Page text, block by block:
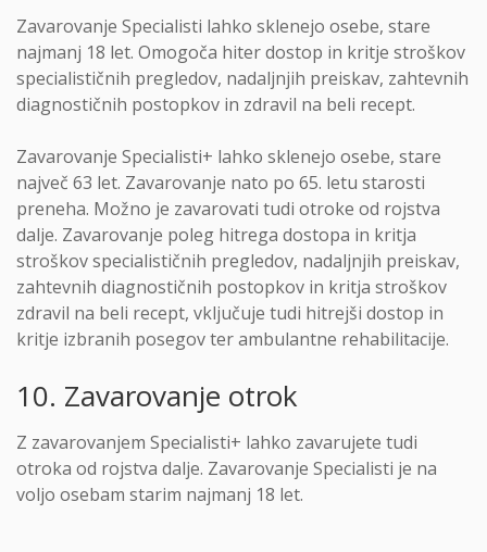
Zavarovanje Specialisti lahko sklenejo osebe, stare
najmanj 18 let. Omogoča hiter dostop in kritje stroškov
specialističnih pregledov, nadaljnjih preiskav, zahtevnih
diagnostičnih postopkov in zdravil na beli recept.
Zavarovanje Specialisti+ lahko sklenejo osebe, stare
največ 63 let. Zavarovanje nato po 65. letu starosti
preneha. Možno je zavarovati tudi otroke od rojstva
dalje. Zavarovanje poleg hitrega dostopa in kritja
stroškov specialističnih pregledov, nadaljnjih preiskav,
zahtevnih diagnostičnih postopkov in kritja stroškov
zdravil na beli recept, vključuje tudi hitrejši dostop in
kritje izbranih posegov ter ambulantne rehabilitacije.
10. Zavarovanje otrok
Z zavarovanjem Specialisti+ lahko zavarujete tudi
otroka od rojstva dalje. Zavarovanje Specialisti je na
voljo osebam starim najmanj 18 let.